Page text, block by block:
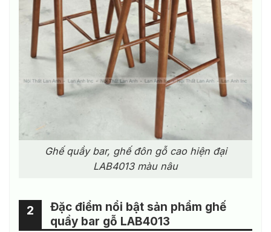
Ghế quầy bar, ghế đôn gỗ cao hiện đại
LAB4013 màu nâu
Đặc điểm nổi bật sản phẩm ghế
quầy bar gỗ LAB4013
2